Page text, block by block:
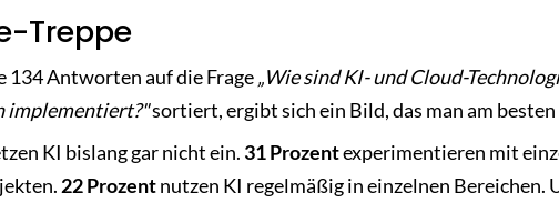
Treppe
134 Antworten auf die Frage„Wie sind KI- und Cloud-
implementiert?"sortiert, ergibt sich ein Bild, das man am
KI bislang gar nicht ein. 31 Prozentexperimentieren mit
22 Prozentnutzen KI regelmäßig in einzelnen Bereichen.